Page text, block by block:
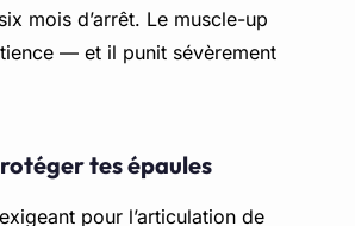
mois d’arrêt. Le muscle-up
— et il punit sévèrement
tes épaules
pour l’articulation de